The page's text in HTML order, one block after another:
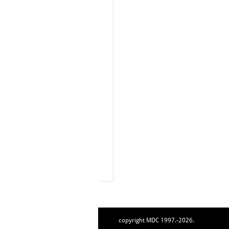
copyright MDC 1997.-2026.